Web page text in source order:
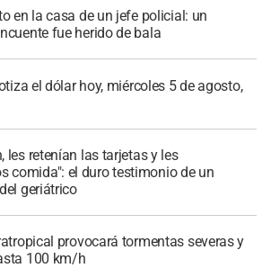
en la casa de un jefe policial: un
fue herido de bala
el dólar hoy, miércoles 5 de agosto,
les retenían las tarjetas y les
comida": el duro testimonio de un
geriátrico
provocará tormentas severas y
100 km/h